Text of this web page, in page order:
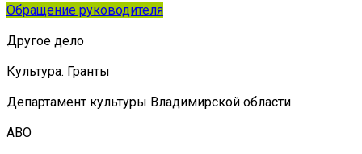
Обращение руководителя
Другое дело
Культура. Гранты
Департамент культуры Владимирской области
АВО